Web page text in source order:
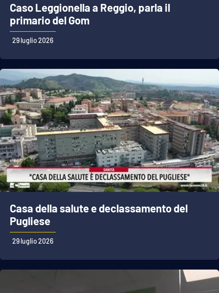
Caso Leggionella a Reggio, parla il
primario del Gom
29 luglio 2026
Casa della salute e declassamento del
Pugliese
29 luglio 2026